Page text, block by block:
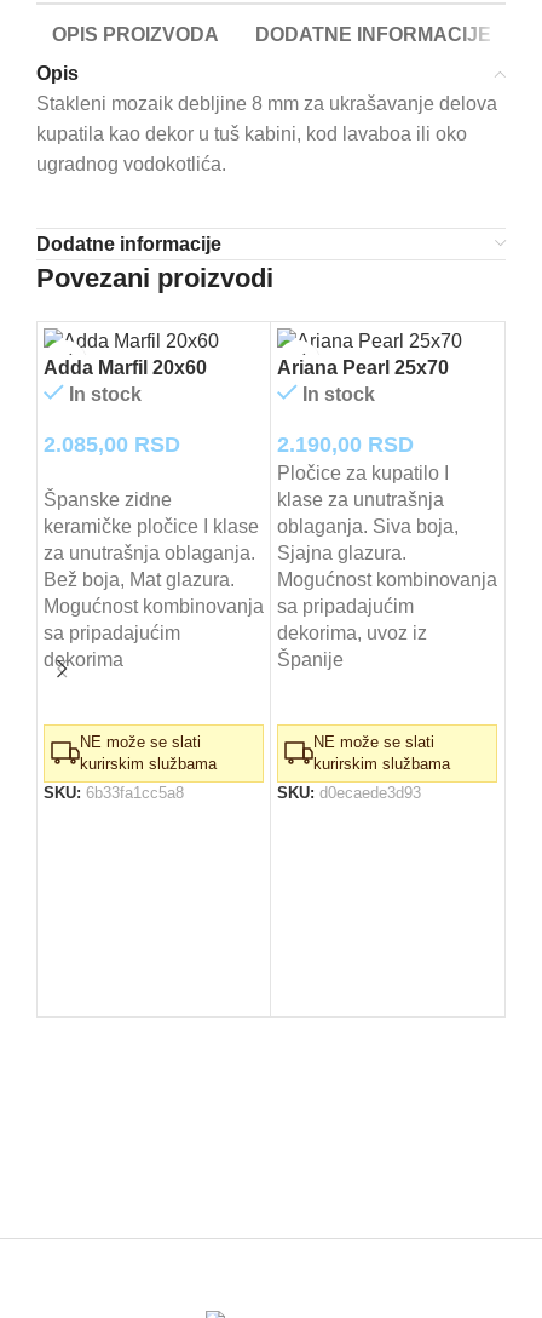
OPIS PROIZVODA
DODATNE INFORMACIJE
Opis
Stakleni mozaik debljine 8 mm za ukrašavanje delova
kupatila kao dekor u tuš kabini, kod lavaboa ili oko
ugradnog vodokotlića.
Dodatne informacije
Povezani proizvodi
Adda Marfil 20x60
In stock
2.085,00 RSD
Španske zidne
keramičke pločice I klase
za unutrašnja oblaganja.
Bež boja, Mat glazura.
Mogućnost kombinovanja
sa pripadajućim
dekorima
NE može se slati
kurirskim službama
SKU: 6b33fa1cc5a8
Ariana Pearl 25x70
In stock
2.190,00 RSD
Pločice za kupatilo I
klase za unutrašnja
oblaganja. Siva boja,
Sjajna glazura.
Mogućnost kombinovanja
sa pripadajućim
dekorima, uvoz iz
Španije
NE može se slati
kurirskim službama
SKU: d0ecaede3d93